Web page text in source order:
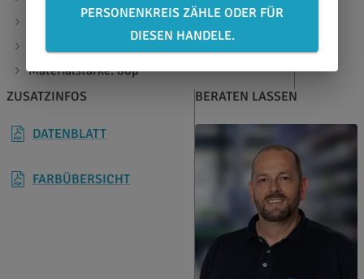
innen und außen verwendbar
zur Projektion geeignet
Materialstärke: 80µ
ZUSATZINFOS
DATENBLATT
FARBÜBERSICHT
BERATEN LASSEN
PERSONENKREIS ZÄHLE ODER FÜR
DIESEN HANDELE.